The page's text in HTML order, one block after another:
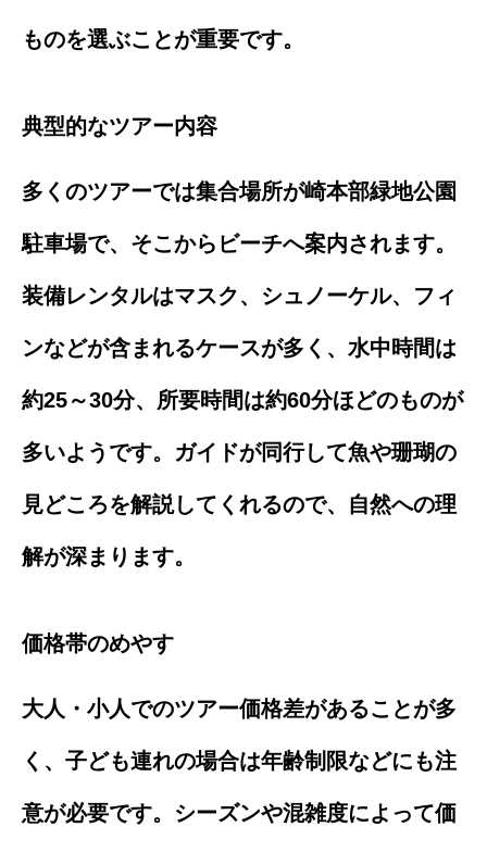
ものを選ぶことが重要です。
典型的なツアー内容
多くのツアーでは集合場所が崎本部緑地公園
駐車場で、そこからビーチへ案内されます。
装備レンタルはマスク、シュノーケル、フィ
ンなどが含まれるケースが多く、水中時間は
約25～30分、所要時間は約60分ほどのものが
多いようです。ガイドが同行して魚や珊瑚の
見どころを解説してくれるので、自然への理
解が深まります。
価格帯のめやす
大人・小人でのツアー価格差があることが多
く、子ども連れの場合は年齢制限などにも注
意が必要です。シーズンや混雑度によって価